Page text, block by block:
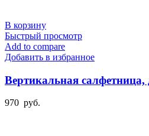
В корзину
Быстрый просмотр
Add to compare
Добавить в избранное
Вертикальная салфетница,
970 руб.